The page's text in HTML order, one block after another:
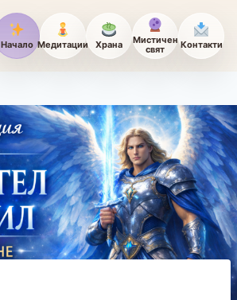
Начало Медитации Храна
Мистичен
свят
Контакти